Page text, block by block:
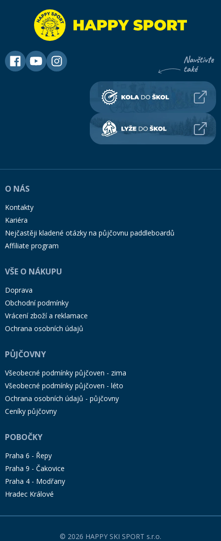
O NÁS
Kontakty
Kariéra
Nejčastěji kladené otázky na půjčovnu paddleboardů
Affiliate program
VŠE O NÁKUPU
Doprava
Obchodní podmínky
Vrácení zboží a reklamace
Ochrana osobních údajů
PŮJČOVNY
Všeobecné podmínky půjčoven - zima
Všeobecné podmínky půjčoven - léto
Ochrana osobních údajů - půjčovny
Ceníky půjčovny
POBOČKY
Praha 6 - Řepy
Praha 9 - Čakovice
Praha 4 - Modřany
Hradec Králové
© 2026 HAPPY SKI SPORT s.r.o.